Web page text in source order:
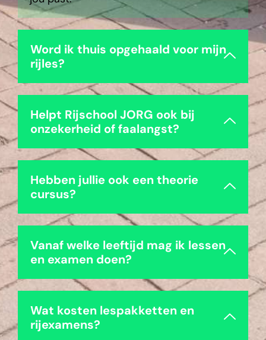
Word ik thuis opgehaald voor mijn
rijles?
Helpt Rijschool JORG ook bij
onzekerheid of faalangst?
Hebben jullie ook een theorie
cursus?
Vanaf welke leeftijd mag ik lessen
en examen doen?
Wat kosten lespakketten en
rijexamens?